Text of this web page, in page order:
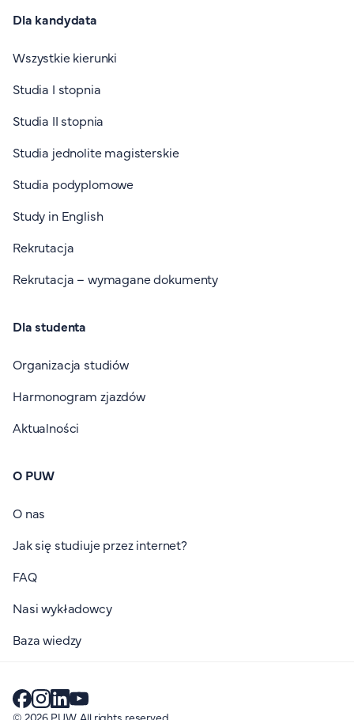
Dla kandydata
Wszystkie kierunki
Studia I stopnia
Studia II stopnia
Studia jednolite magisterskie
Studia podyplomowe
Study in English
Rekrutacja
Rekrutacja – wymagane dokumenty
Dla studenta
Organizacja studiów
Harmonogram zjazdów
Aktualności
O PUW
O nas
Jak się studiuje przez internet?
FAQ
Nasi wykładowcy
Baza wiedzy